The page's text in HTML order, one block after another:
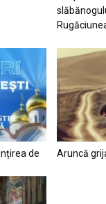
de
Aruncă